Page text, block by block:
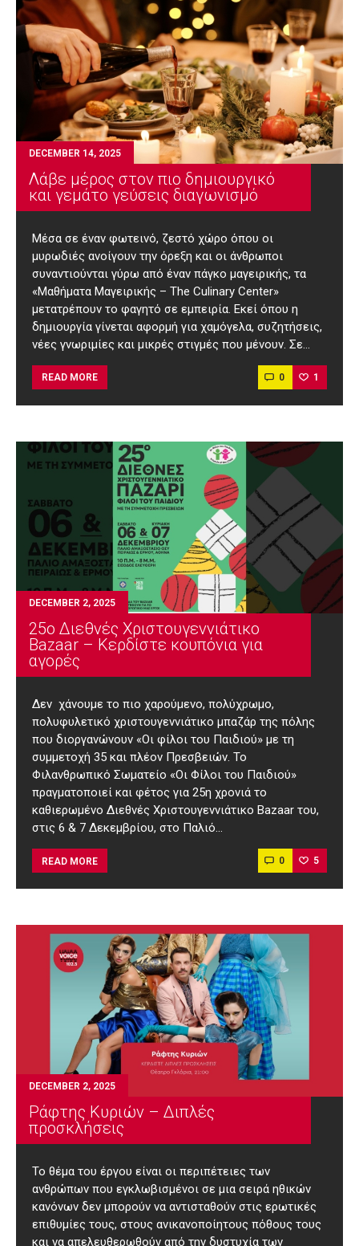
DECEMBER 14, 2025
Λάβε μέρος στον πιο δημιουργικό
και γεμάτο γεύσεις διαγωνισμό
Μέσα σε έναν φωτεινό, ζεστό χώρο όπου οι
μυρωδιές ανοίγουν την όρεξη και οι άνθρωποι
συναντιούνται γύρω από έναν πάγκο μαγειρικής, τα
«Μαθήματα Μαγειρικής – The Culinary Center»
μετατρέπουν το φαγητό σε εμπειρία. Εκεί όπου η
δημιουργία γίνεται αφορμή για χαμόγελα, συζητήσεις,
νέες γνωριμίες και μικρές στιγμές που μένουν. Σε…
READ MORE 0 1
DECEMBER 2, 2025
25o Διεθνές Χριστουγεννιάτικο
Bazaar – Κερδίστε κουπόνια για
αγορές
Δεν χάνουμε το πιο χαρούμενο, πολύχρωμο,
πολυφυλετικό χριστουγεννιάτικο μπαζάρ της πόλης
που διοργανώνουν «Οι φίλοι του Παιδιού» με τη
συμμετοχή 35 και πλέον Πρεσβειών. Το
Φιλανθρωπικό Σωματείο «Οι Φίλοι του Παιδιού»
πραγματοποιεί και φέτος για 25η χρονιά το
καθιερωμένο Διεθνές Χριστουγεννιάτικο Bazaar του,
στις 6 & 7 Δεκεμβρίου, στο Παλιό…
READ MORE 0 5
DECEMBER 2, 2025
Ράφτης Κυριών – Διπλές
προσκλήσεις
Το θέμα του έργου είναι οι περιπέτειες των
ανθρώπων που εγκλωβισμένοι σε μια σειρά ηθικών
κανόνων δεν μπορούν να αντισταθούν στις ερωτικές
επιθυμίες τους, στους ανικανοποίητους πόθους τους
και να απελευθερωθούν από την δυστυχία των